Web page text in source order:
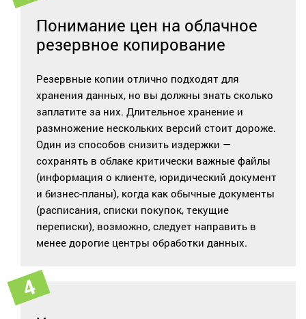
Понимание цен на облачное
резервное копирование
Резервные копии отлично подходят для
хранения данных, но вы должны знать сколько
заплатите за них. Длительное хранение и
размножение нескольких версий стоит дороже.
Один из способов снизить издержки —
сохранять в облаке критически важные файлы
(информация о клиенте, юридический документ
и бизнес-планы), когда как обычные документы
(расписания, списки покупок, текущие
переписки), возможно, следует направить в
менее дорогие центры обработки данных.